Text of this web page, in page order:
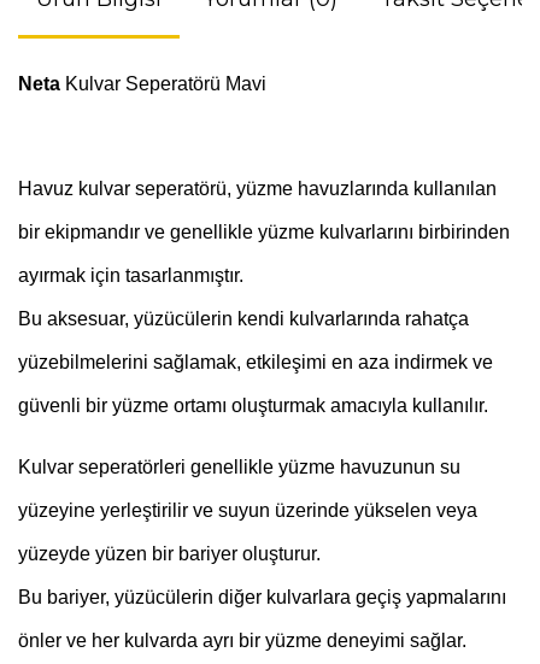
Neta Kulvar Seperatörü Mavi
Havuz kulvar seperatörü, yüzme havuzlarında kullanılan
bir ekipmandır ve genellikle yüzme kulvarlarını birbirinden
ayırmak için tasarlanmıştır.
Bu aksesuar, yüzücülerin kendi kulvarlarında rahatça
yüzebilmelerini sağlamak, etkileşimi en aza indirmek ve
güvenli bir yüzme ortamı oluşturmak amacıyla kullanılır.
Kulvar seperatörleri genellikle yüzme havuzunun su
yüzeyine yerleştirilir ve suyun üzerinde yükselen veya
yüzeyde yüzen bir bariyer oluşturur.
Bu bariyer, yüzücülerin diğer kulvarlara geçiş yapmalarını
önler ve her kulvarda ayrı bir yüzme deneyimi sağlar.